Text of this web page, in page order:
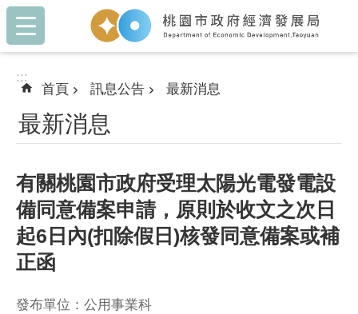
跳到主要內容區塊
:::
:::
首頁 訊息公告 最新消息
最新消息
有關桃園市政府受理太陽光電發電設
備同意備案申請，原則於收文之次日
起6日內(扣除假日)核發同意備案或補
正函
發布單位：公用事業科